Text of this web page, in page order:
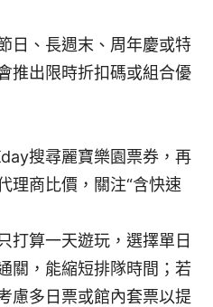
日、長週末、周年慶或特
推出限時折扣碼或組合優
搜尋麗寶樂園票券，再
理商比價，關注“含快速
打算一天遊玩，選擇單日
關，能縮短排隊時間；若
慮多日票或館內套票以提